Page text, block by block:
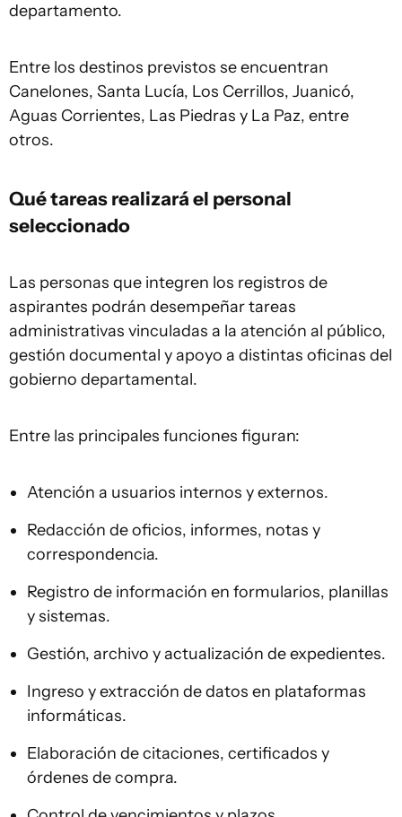
departamento.
Entre los destinos previstos se encuentran
Canelones, Santa Lucía, Los Cerrillos, Juanicó,
Aguas Corrientes, Las Piedras y La Paz, entre
otros.
Qué tareas realizará el personal
seleccionado
Las personas que integren los registros de
aspirantes podrán desempeñar tareas
administrativas vinculadas a la atención al público,
gestión documental y apoyo a distintas oficinas del
gobierno departamental.
Entre las principales funciones figuran:
Atención a usuarios internos y externos.
Redacción de oficios, informes, notas y
correspondencia.
Registro de información en formularios, planillas
y sistemas.
Gestión, archivo y actualización de expedientes.
Ingreso y extracción de datos en plataformas
informáticas.
Elaboración de citaciones, certificados y
órdenes de compra.